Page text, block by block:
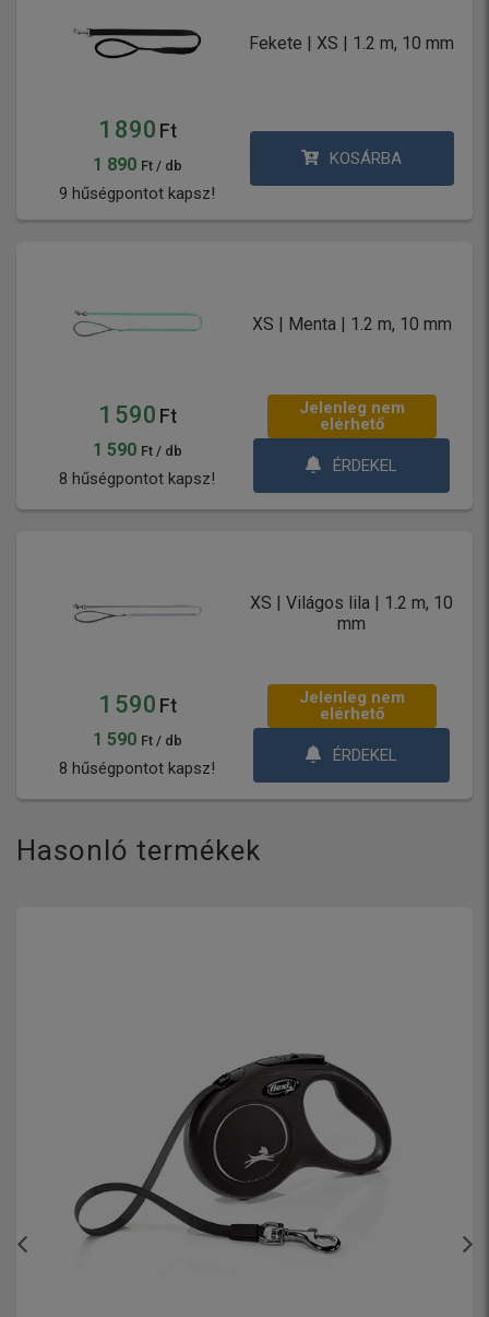
Fekete | XS | 1.2 m, 10 mm
1 890 Ft
1 890 Ft / db
9 hűségpontot kapsz!
KOSÁRBA
XS | Menta | 1.2 m, 10 mm
1 590 Ft
1 590 Ft / db
8 hűségpontot kapsz!
Jelenleg nem
elérhető
ÉRDEKEL
XS | Világos lila | 1.2 m, 10
mm
1 590 Ft
1 590 Ft / db
8 hűségpontot kapsz!
Jelenleg nem
elérhető
ÉRDEKEL
Hasonló termékek